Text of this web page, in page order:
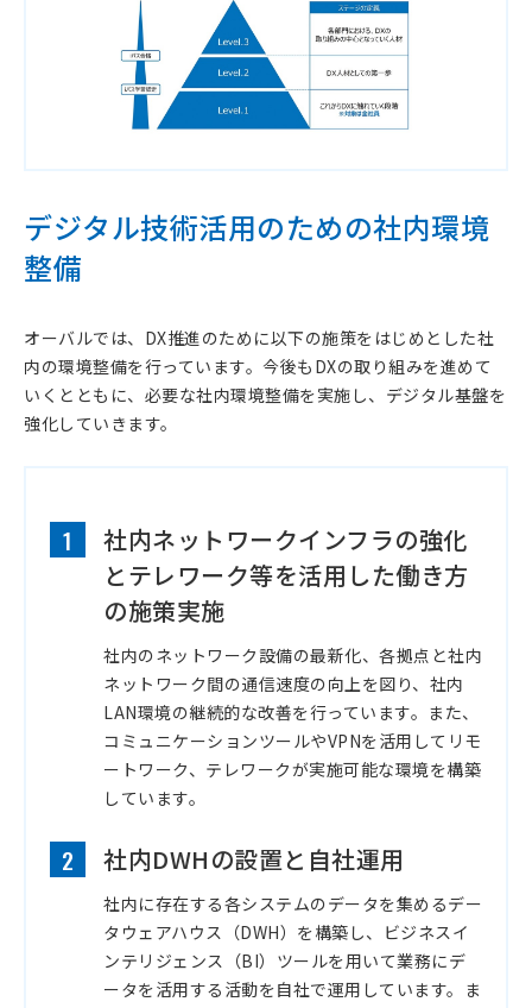
デジタル技術活用のための社内環境
整備
オーバルでは、DX推進のために以下の施策をはじめとした社
内の環境整備を行っています。今後もDXの取り組みを進めて
いくとともに、必要な社内環境整備を実施し、デジタル基盤を
強化していきます。
1
社内ネットワークインフラの強化
とテレワーク等を活用した働き方
の施策実施
社内のネットワーク設備の最新化、各拠点と社内
ネットワーク間の通信速度の向上を図り、社内
LAN環境の継続的な改善を行っています。また、
コミュニケーションツールやVPNを活用してリモ
ートワーク、テレワークが実施可能な環境を構築
しています。
2 社内DWHの設置と自社運用
社内に存在する各システムのデータを集めるデー
タウェアハウス（DWH）を構築し、ビジネスイ
ンテリジェンス（BI）ツールを用いて業務にデ
ータを活用する活動を自社で運用しています。ま